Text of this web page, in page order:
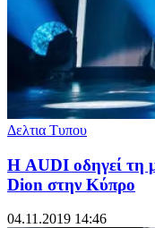
Δελτια Τυπου
Η AUDI οδηγεί τη
Dion στην Κύπρο
04.11.2019 14:46